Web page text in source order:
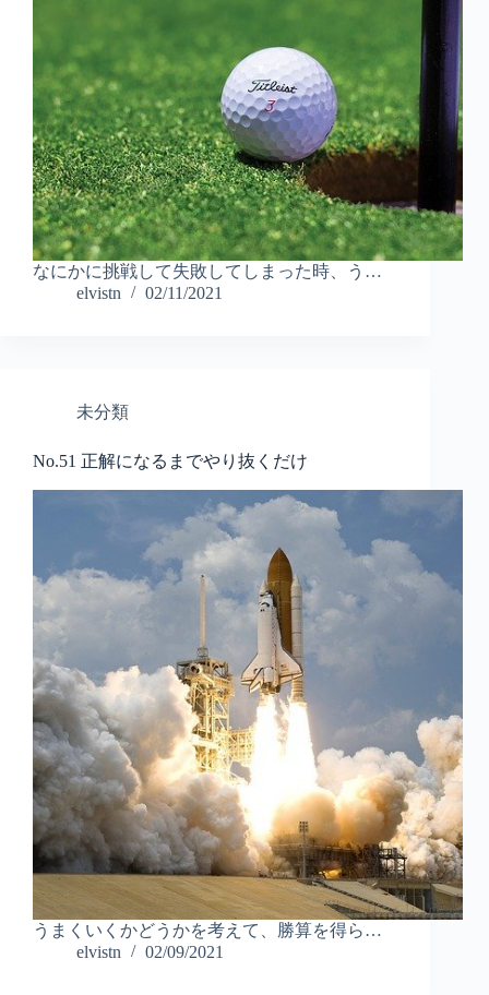
なにかに挑戦して失敗してしまった時、う…
elvistn
02/11/2021
未分類
No.51 正解になるまでやり抜くだけ
うまくいくかどうかを考えて、勝算を得ら…
elvistn
02/09/2021